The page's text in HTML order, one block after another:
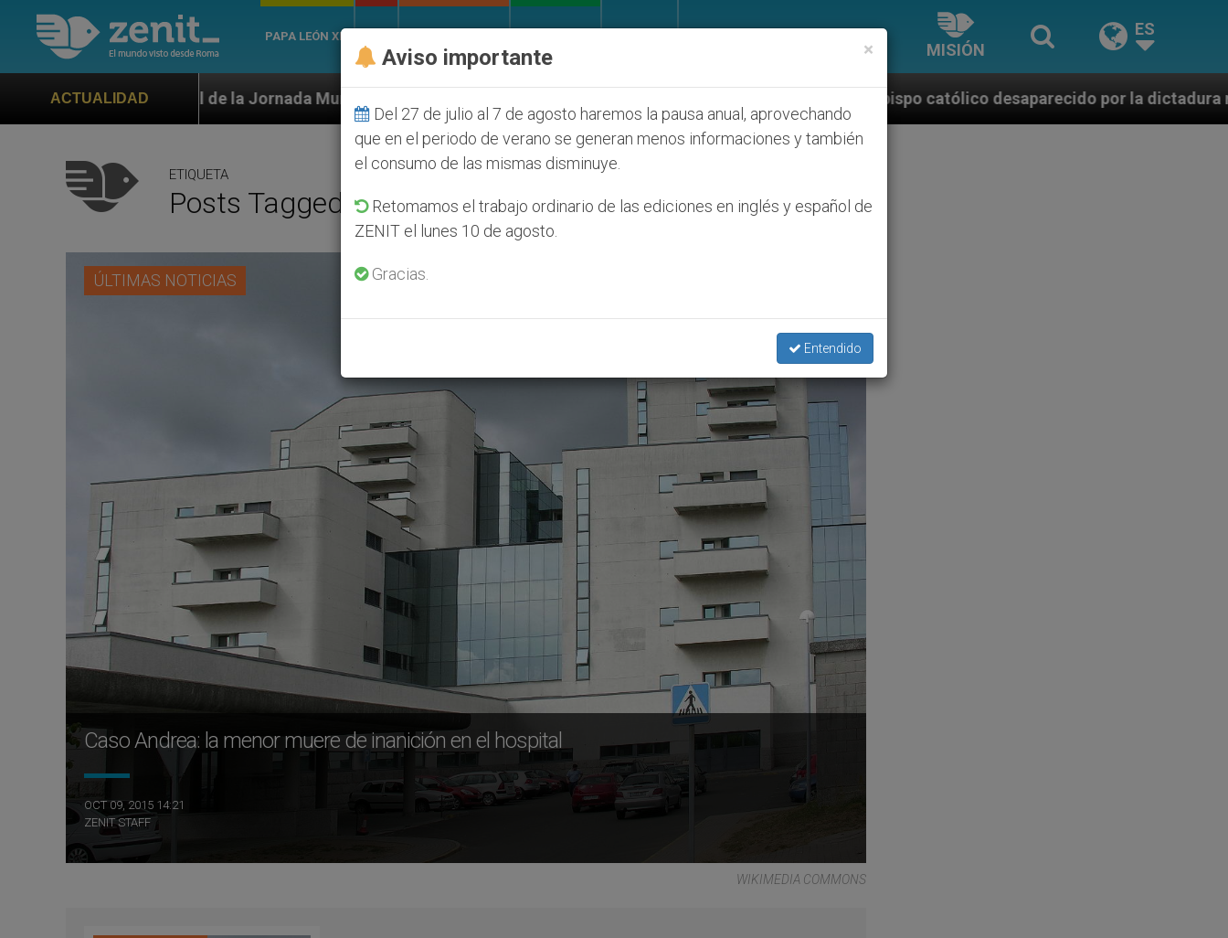
PAPA LEÓN XIV
MISIÓN
ES
ACTUALIDAD
de la Jornada Mundial de la Juventud Seúl 2027 ONU se pronuncia ante caso de obispo católico desaparecido por la dictadura nicaragüense
ETIQUETA
Posts Tagged ‘eutanasia Pasiva’
ÚLTIMAS NOTICIAS
Caso Andrea: la menor muere de inanición en el hospital
OCT 09, 2015 14:21
ZENIT STAFF
WIKIMEDIA COMMONS
×
Aviso importante
Del 27 de julio al 7 de agosto haremos la pausa anual, aprovechando
que en el periodo de verano se generan menos informaciones y también
el consumo de las mismas disminuye.
Retomamos el trabajo ordinario de las ediciones en inglés y español de
ZENIT el lunes 10 de agosto.
Gracias.
Entendido